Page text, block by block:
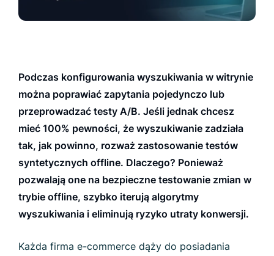
Podczas konfigurowania wyszukiwania w witrynie
można poprawiać zapytania pojedynczo lub
przeprowadzać testy A/B. Jeśli jednak chcesz
mieć 100% pewności, że wyszukiwanie zadziała
tak, jak powinno, rozważ zastosowanie testów
syntetycznych offline. Dlaczego? Ponieważ
pozwalają one na bezpieczne testowanie zmian w
trybie offline, szybko iterują algorytmy
wyszukiwania i eliminują ryzyko utraty konwersji.
Każda firma e-commerce dąży do posiadania